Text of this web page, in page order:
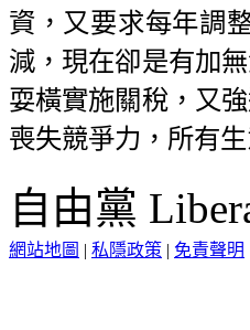
資，又要求每年調
減，現在卻是有加
耍橫實施關稅，又
喪失競爭力，所有
自由黨
網站地圖 | 私隱政策 | 免責聲明